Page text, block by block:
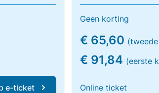
e-ticket
Geen korting
€ 65,60
€ 91,84 (eerste
Online ticket